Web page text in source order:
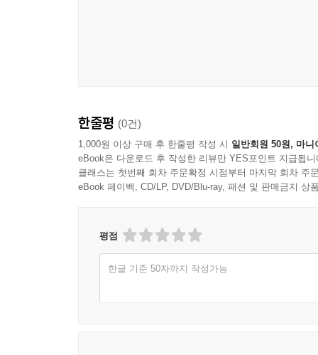
한줄평 (0건)
1,000원 이상 구매 후 한줄평 작성 시 일반회원 50원, 마니
eBook은 다운로드 후 작성한 리뷰만 YES포인트 지급됩니
클래스는 첫번째 회차 주문확정 시점부터 마지막 회차 주
eBook 페이백, CD/LP, DVD/Blu-ray, 패션 및 판매금지 상
평점
한글 기준 50자까지 작성가능